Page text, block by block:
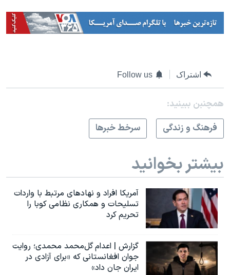
اشتراک Follow us
همچنبن ببینید:
فرهنگ و زندگی
سرخط خبرها
بیشتر بخوانید
آمریکا افراد و نهادهای مرتبط با واردات
تسلیحات و همکاری نظامی کوبا را
تحریم کرد
گزارش | اعدام گل‌محمد محمدی؛ روایت
جوان افغانستانی که «برای آزادی در
ایران جان داد»